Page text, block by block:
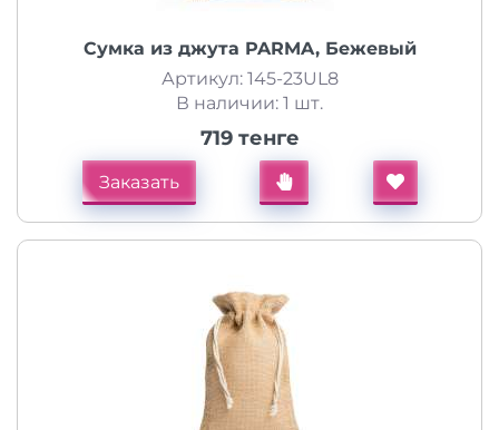
Сумка из джута PARMA, Бежевый
Артикул: 145-23UL8
В наличии: 1 шт.
719 тенге
Заказать